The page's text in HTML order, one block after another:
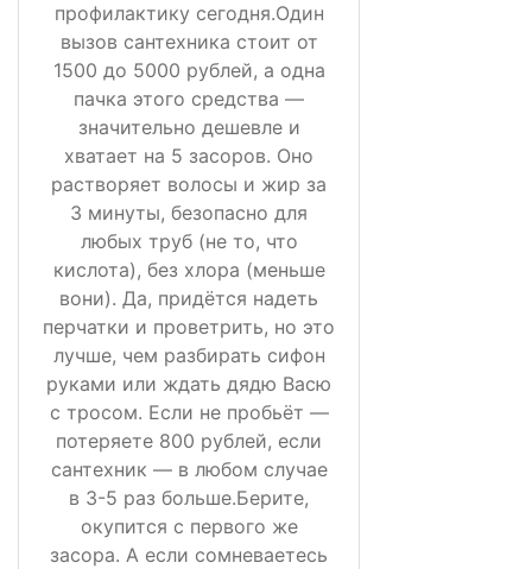
профилактику сегодня.Один
вызов сантехника стоит от
1500 до 5000 рублей, а одна
пачка этого средства —
значительно дешевле и
хватает на 5 засоров. Оно
растворяет волосы и жир за
3 минуты, безопасно для
любых труб (не то, что
кислота), без хлора (меньше
вони). Да, придётся надеть
перчатки и проветрить, но это
лучше, чем разбирать сифон
руками или ждать дядю Васю
с тросом. Если не пробьёт —
потеряете 800 рублей, если
сантехник — в любом случае
в 3-5 раз больше.Берите,
окупится с первого же
засора. А если сомневаетесь